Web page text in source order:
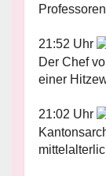
21:52 Uhr
Der Chef
einer
21:02 Uhr